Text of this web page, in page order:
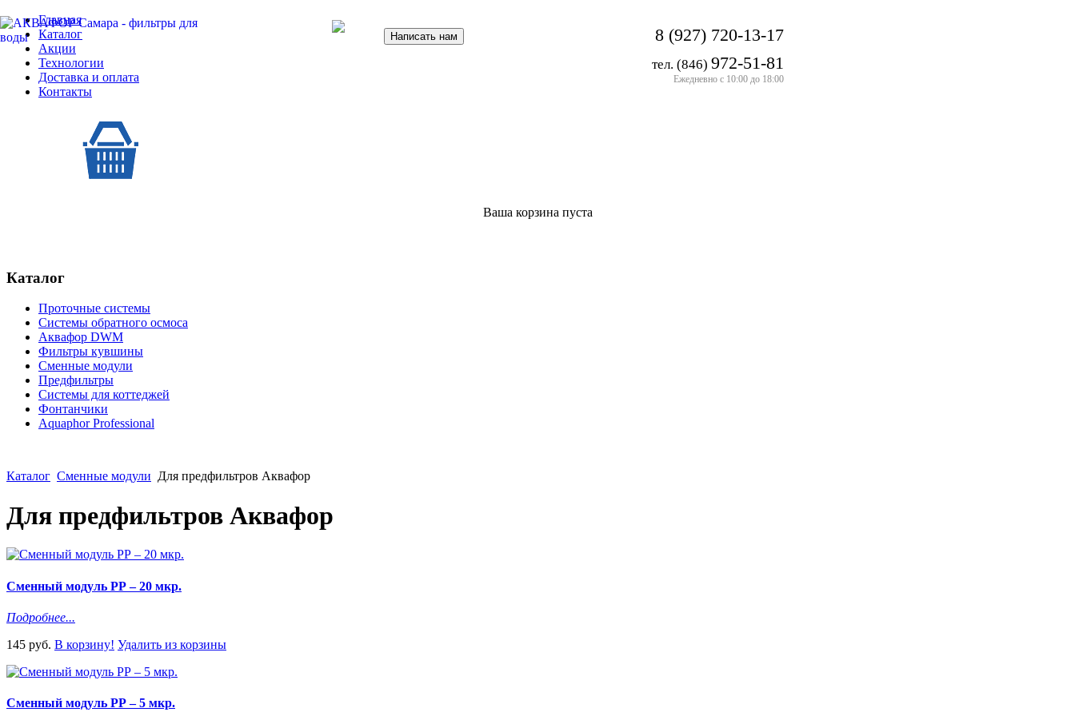
тел. (846) 972-51-81
Ежедневно с 10:00 до 18:00
8 (927) 720-13-17
Главная
Каталог
Акции
Технологии
Доставка и оплата
Контакты
Ваша корзина пуста
Каталог
Проточные системы
Системы обратного осмоса
Аквафор DWM
Фильтры кувшины
Сменные модули
Предфильтры
Системы для коттеджей
Фонтанчики
Aquaphor Professional
Каталог Сменные модули Для предфильтров Аквафор
Для предфильтров Аквафор
Сменный модуль РР – 20 мкр.
Подробнее...
145 руб. В корзину! Удалить из корзины
Сменный модуль РР – 5 мкр.